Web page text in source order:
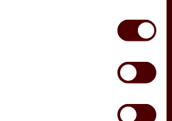
to work at Gritera?